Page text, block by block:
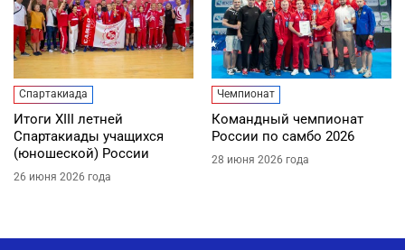
Спартакиада
Итоги XIII летней
Спартакиады учащихся
(юношеской) России
26 июня 2026 года
Чемпионат
Командный чемпионат
России по самбо 2026
28 июня 2026 года